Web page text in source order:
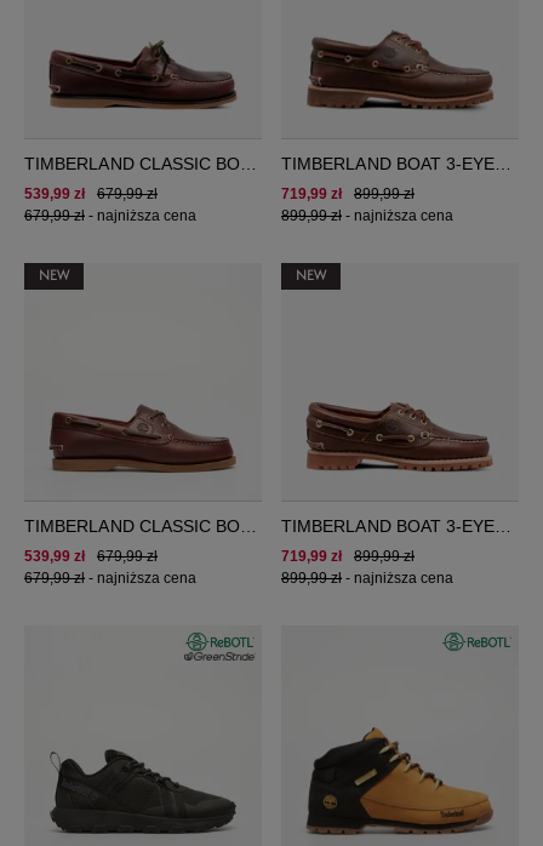
TIMBERLAND CLASSIC BOAT
2 EYE
679,99 zł
539,99 zł
679,99 zł - najniższa cena
TIMBERLAND BOAT 3-EYE
CLASSIC LUG
899,99 zł
719,99 zł
899,99 zł - najniższa cena
NEW
TIMBERLAND CLASSIC BOAT
SHOE
679,99 zł
539,99 zł
679,99 zł - najniższa cena
NEW
TIMBERLAND BOAT 3-EYE
NOREEN
899,99 zł
719,99 zł
899,99 zł - najniższa cena